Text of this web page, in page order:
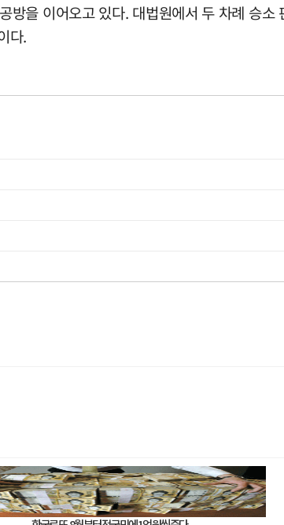
을 이어오고 있다. 대법원에서 두 차례 승
다.